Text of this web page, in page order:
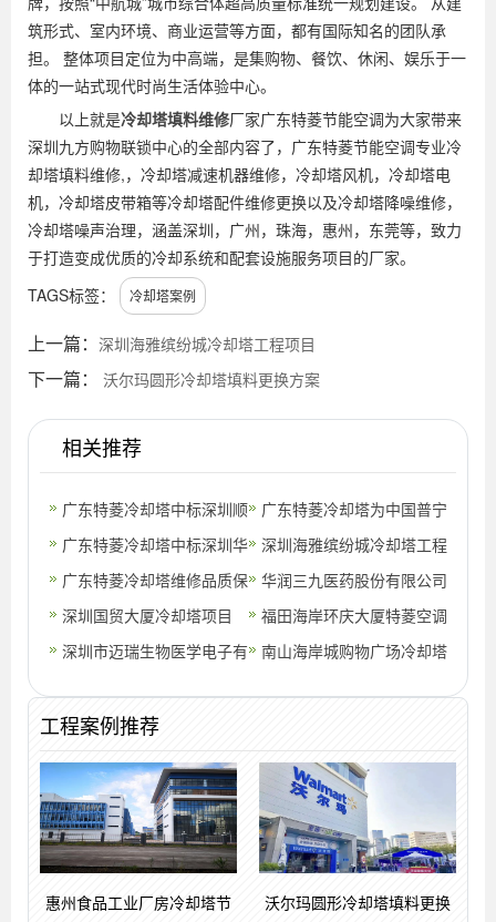
筑形式、室内环境、商业运营等方面，都有国际知名的团队承
担。 整体项目定位为中高端，是集购物、餐饮、休闲、娱乐于一
体的一站式现代时尚生活体验中心。
以上就是冷却塔填料维修厂家广东特菱节能空调为大家带来
深圳九方购物联锁中心的全部内容了，广东特菱节能空调专业冷
却塔填料维修,，冷却塔减速机器维修，冷却塔风机，冷却塔电
机，冷却塔皮带箱等冷却塔配件维修更换以及冷却塔降噪维修，
冷却塔噪声治理，涵盖深圳，广州，珠海，惠州，东莞等，致力
于打造变成优质的冷却系统和配套设施服务项目的厂家。
TAGS标签：
冷却塔案例
上一篇： 深圳海雅缤纷城冷却塔工程项目
下一篇： 沃尔玛圆形冷却塔填料更换方案
相关推荐
广东特菱冷却塔中标深圳顺
络电子股份有限公司节能改
造工程
广东特菱冷却塔为中国普宁
国际商品城提供冷却塔解决
方案
广东特菱冷却塔中标深圳华
润商业中心冷冻管道改造工
程
深圳海雅缤纷城冷却塔工程
项目
广东特菱冷却塔维修品质保
证、售后无忧
华润三九医药股份有限公司
冷却塔工程
深圳国贸大厦冷却塔项目
福田海岸环庆大厦特菱空调
冷却塔工程案例
深圳市迈瑞生物医学电子有 南山海岸城购物广场冷却塔
工程案例推荐
惠州食品工业厂房冷却塔节 沃尔玛圆形冷却塔填料更换